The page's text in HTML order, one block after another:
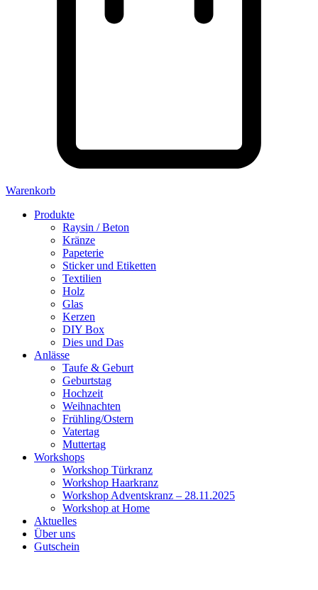
Warenkorb
Produkte
Raysin / Beton
Kränze
Papeterie
Sticker und Etiketten
Textilien
Holz
Glas
Kerzen
DIY Box
Dies und Das
Anlässe
Taufe & Geburt
Geburtstag
Hochzeit
Weihnachten
Frühling/Ostern
Vatertag
Muttertag
Workshops
Workshop Türkranz
Workshop Haarkranz
Workshop Adventskranz – 28.11.2025
Workshop at Home
Aktuelles
Über uns
Gutschein